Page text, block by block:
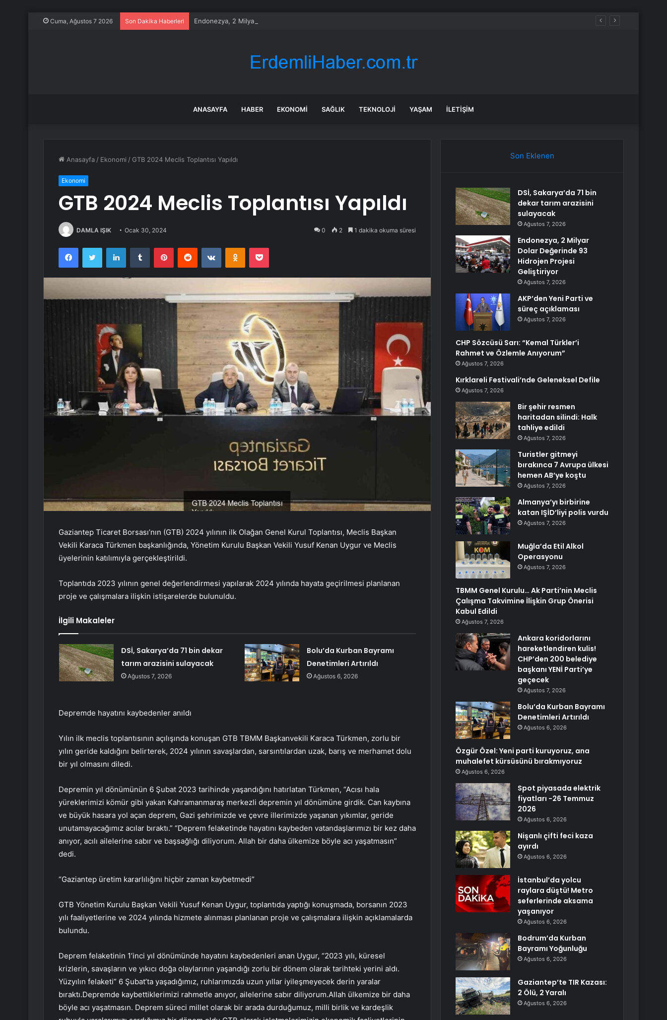
Cuma, Ağustos 7 2026 Son Dakika Haberleri Endonezya, 2 Milyar Dolar Değerinde 93 Hidrojen Projesi Geliştiriyor
ANASAYFA HABER EKONOMI SAĞLIK TEKNOLOJI YAŞAM İLETIŞIM
Anasayfa / Ekonomi / GTB 2024 Meclis Toplantısı Yapıldı
Ekonomi
GTB 2024 Meclis Toplantısı Yapıldı
DAMLA IŞIK Ocak 30, 2024 0 2 1 dakika okuma süresi
FacebookTwitter LinkedInTumblr PinterestReddit VKontakteOdnoklassniki
Pocket
Gaziantep Ticaret Borsası’nın (GTB) 2024 yılının ilk Olağan Genel Kurul Toplantısı, Meclis Başkan
Vekili Karaca Türkmen başkanlığında, Yönetim Kurulu Başkan Vekili Yusuf Kenan Uygur ve Meclis
üyelerinin katılımıyla gerçekleştirildi.
Toplantıda 2023 yılının genel değerlendirmesi yapılarak 2024 yılında hayata geçirilmesi planlanan
proje ve çalışmalara ilişkin istişarelerde bulunuldu.
İlgili Makaleler
DSİ, Sakarya’da 71 bin dekar
tarım arazisini sulayacak
Ağustos 7, 2026
Bolu’da Kurban Bayramı
Denetimleri Artırıldı
Ağustos 6, 2026
Depremde hayatını kaybedenler anıldı
Yılın ilk meclis toplantısının açılışında konuşan GTB TBMM Başkanvekili Karaca Türkmen, zorlu bir
yılın geride kaldığını belirterek, 2024 yılının savaşlardan, sarsıntılardan uzak, barış ve merhamet dolu
bir yıl olmasını diledi.
Depremin yıl dönümünün 6 Şubat 2023 tarihinde yaşandığını hatırlatan Türkmen, “Acısı hala
yüreklerimizi kömür gibi yakan Kahramanmaraş merkezli depremin yıl dönümüne girdik. Can kaybına
ve büyük hasara yol açan deprem, Gazi şehrimizde ve çevre illerimizde yaşanan yıkımlar, geride
unutamayacağımız acılar bıraktı.” “Deprem felaketinde hayatını kaybeden vatandaşlarımızı bir kez daha
anıyor, acılı ailelerine sabır ve başsağlığı diliyorum. Allah bir daha ülkemize böyle acı yaşatmasın”
dedi.
“Gaziantep üretim kararlılığını hiçbir zaman kaybetmedi”
GTB Yönetim Kurulu Başkan Vekili Yusuf Kenan Uygur, toplantıda yaptığı konuşmada, borsanın 2023
yılı faaliyetlerine ve 2024 yılında hizmete alınması planlanan proje ve çalışmalara ilişkin açıklamalarda
bulundu.
Deprem felaketinin 1’inci yıl dönümünde hayatını kaybedenleri anan Uygur, “2023 yılı, küresel
krizlerin, savaşların ve yıkıcı doğa olaylarının yaşandığı zorlu bir dönem olarak tarihteki yerini aldı.
Yüzyılın felaketi” 6 Şubat’ta yaşadığımız, ruhlarımızda uzun yıllar iyileşmeyecek derin yaralar
bıraktı.Depremde kaybettiklerimizi rahmetle anıyor, ailelerine sabır diliyorum.Allah ülkemize bir daha
böyle acı yaşatmasın. Deprem süreci millet olarak bir arada durduğumuz, milli birlik ve kardeşlik
Son Eklenen
DSİ, Sakarya’da 71 bin
dekar tarım arazisini
sulayacak
Ağustos 7, 2026
Endonezya, 2 Milyar
Dolar Değerinde 93
Hidrojen Projesi
Geliştiriyor
Ağustos 7, 2026
AKP’den Yeni Parti ve
süreç açıklaması
Ağustos 7, 2026
CHP Sözcüsü Sarı: “Kemal Türkler’i
Rahmet ve Özlemle Anıyorum”
Ağustos 7, 2026
Kırklareli Festivali’nde Geleneksel Defile
Ağustos 7, 2026
Bir şehir resmen
haritadan silindi: Halk
tahliye edildi
Ağustos 7, 2026
Turistler gitmeyi
bırakınca 7 Avrupa ülkesi
hemen AB’ye koştu
Ağustos 7, 2026
Almanya’yı birbirine
katan IŞİD’liyi polis vurdu
Ağustos 7, 2026
Muğla’da Etil Alkol
Operasyonu
Ağustos 7, 2026
TBMM Genel Kurulu… Ak Parti’nin Meclis
Çalışma Takvimine İlişkin Grup Önerisi
Kabul Edildi
Ağustos 7, 2026
Ankara koridorlarını
hareketlendiren kulis!
CHP’den 200 belediye
başkanı YENİ Parti’ye
geçecek
Ağustos 7, 2026
Bolu’da Kurban Bayramı
Denetimleri Artırıldı
Ağustos 6, 2026
Özgür Özel: Yeni parti kuruyoruz, ana
muhalefet kürsüsünü bırakmıyoruz
Ağustos 6, 2026
Spot piyasada elektrik
fiyatları -26 Temmuz
2026
Ağustos 6, 2026
Nişanlı çifti feci kaza
ayırdı
Ağustos 6, 2026
İstanbul’da yolcu
raylara düştü! Metro
seferlerinde aksama
yaşanıyor
Ağustos 6, 2026
Bodrum’da Kurban
Bayramı Yoğunluğu
Ağustos 6, 2026
Gaziantep’te TIR Kazası:
2 Ölü, 2 Yaralı
Ağustos 6, 2026